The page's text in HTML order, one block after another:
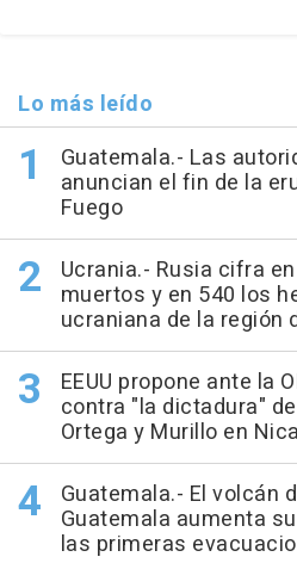
Lo más leído
Guatemala.- Las
anuncian el fin de la
Fuego
Ucrania.- Rusia cifra
muertos y en 540 los
ucraniana de la región
EEUU propone ante la
contra "la dictadura"
Ortega y Murillo en
Guatemala.- El volcán
Guatemala aumenta
las primeras